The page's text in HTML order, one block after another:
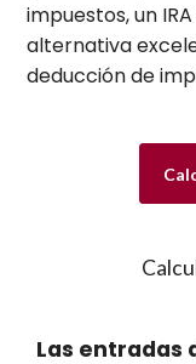
impuestos, un
alternativa
deducción de
Las entradas